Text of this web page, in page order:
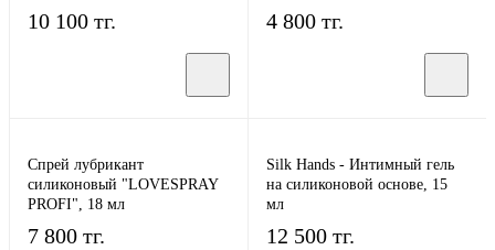
10 100 тг. 4 800 тг.
Спрей лубрикант
силиконовый "LOVESPRAY
PROFI", 18 мл
7 800 тг.
Silk Hands - Интимный гель
на силиконовой основе, 15
мл
12 500 тг.